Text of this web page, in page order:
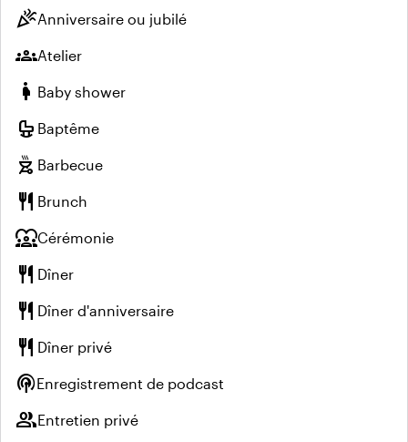
celebrationAnniversaire ou jubilé
groupsAtelier
pregnant_woman Baby shower
crib Baptême
outdoor_grill Barbecue
restaurant Brunch
diversity_1Cérémonie
restaurant Dîner
restaurant Dîner d'anniversaire
restaurant Dîner privé
podcastsEnregistrement de podcast
groupEntretien privé